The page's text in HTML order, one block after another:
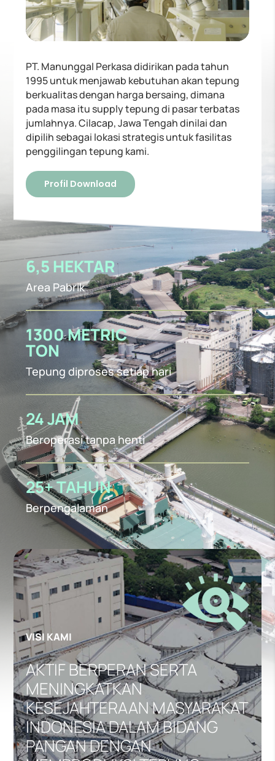
PT. Manunggal Perkasa didirikan pada tahun
1995 untuk menjawab kebutuhan akan tepung
berkualitas dengan harga bersaing, dimana
pada masa itu supply tepung di pasar terbatas
jumlahnya. Cilacap, Jawa Tengah dinilai dan
dipilih sebagai lokasi strategis untuk fasilitas
penggilingan tepung kami.
Profil Download
6,5 HEKTAR
Area Pabrik
1300 METRIC
TON
Tepung diproses setiap hari
24 JAM
Beroperasi tanpa henti
25+ TAHUN
Berpengalaman
VISI KAMI
AKTIF BERPERAN SERTA
MENINGKATKAN
KESEJAHTERAAN MASYARAKAT
INDONESIA DALAM BIDANG
PANGAN DENGAN